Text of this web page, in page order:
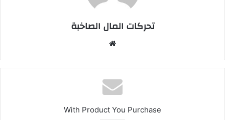
تحركات المال الصاخبة
With Product You Purchase